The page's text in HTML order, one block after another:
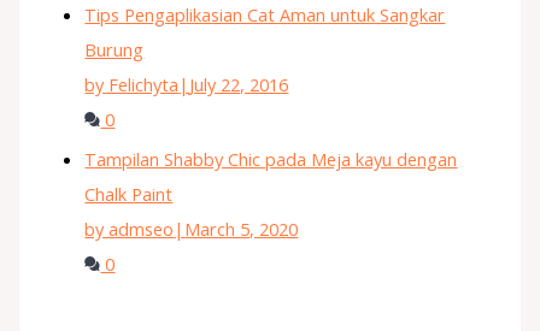
Tips Pengaplikasian Cat Aman untuk Sangkar
Burung
by Felichyta | July 22, 2016
0
Tampilan Shabby Chic pada Meja kayu dengan
Chalk Paint
by admseo | March 5, 2020
0